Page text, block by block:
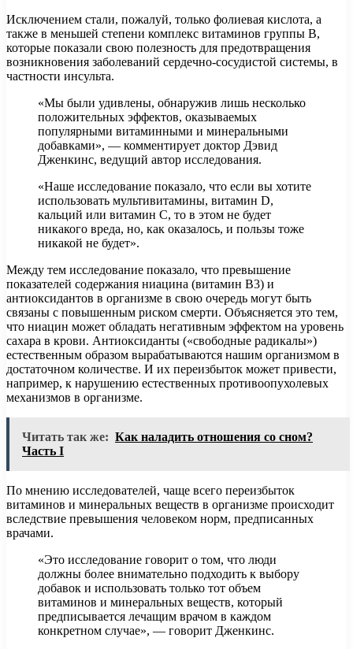
Исключением стали, пожалуй, только фолиевая кислота, а
также в меньшей степени комплекс витаминов группы B,
которые показали свою полезность для предотвращения
возникновения заболеваний сердечно-сосудистой системы, в
частности инсульта.
«Мы были удивлены, обнаружив лишь несколько
положительных эффектов, оказываемых
популярными витаминными и минеральными
добавками», — комментирует доктор Дэвид
Дженкинс, ведущий автор исследования.
«Наше исследование показало, что если вы хотите
использовать мультивитамины, витамин D,
кальций или витамин C, то в этом не будет
никакого вреда, но, как оказалось, и пользы тоже
никакой не будет».
Между тем исследование показало, что превышение
показателей содержания ниацина (витамин B3) и
антиоксидантов в организме в свою очередь могут быть
связаны с повышенным риском смерти. Объясняется это тем,
что ниацин может обладать негативным эффектом на уровень
сахара в крови. Антиоксиданты («свободные радикалы»)
естественным образом вырабатываются нашим организмом в
достаточном количестве. И их переизбыток может привести,
например, к нарушению естественных противоопухолевых
механизмов в организме.
Читать так же: Как наладить отношения со сном?
Часть I
По мнению исследователей, чаще всего переизбыток
витаминов и минеральных веществ в организме происходит
вследствие превышения человеком норм, предписанных
врачами.
«Это исследование говорит о том, что люди
должны более внимательно подходить к выбору
добавок и использовать только тот объем
витаминов и минеральных веществ, который
предписывается лечащим врачом в каждом
конкретном случае», — говорит Дженкинс.